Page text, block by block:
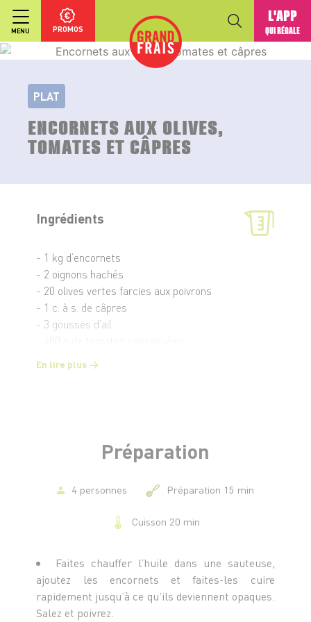
MENU PROMOS
L'APP
QUI RÉGALE
PLAT
ENCORNETS AUX OLIVES,
TOMATES ET CÂPRES
Ingrédients
- 1 kg d’encornets
- 2 oignons hachés
- 20 olives vertes farcies aux poivrons
- 1 c. à s. de câpres
- 3 gousses d’ail
- 1 c. à s. de persil frisé haché
- 3 c. à s. d’huile d’olive
En lire plus
Préparation
4 personnes Préparation 15 min
Cuisson 20 min
Faites chauffer l’huile dans une sauteuse,
ajoutez les encornets et faites-les cuire
rapidement jusqu’à ce qu’ils deviennent opaques.
Salez et poivrez.